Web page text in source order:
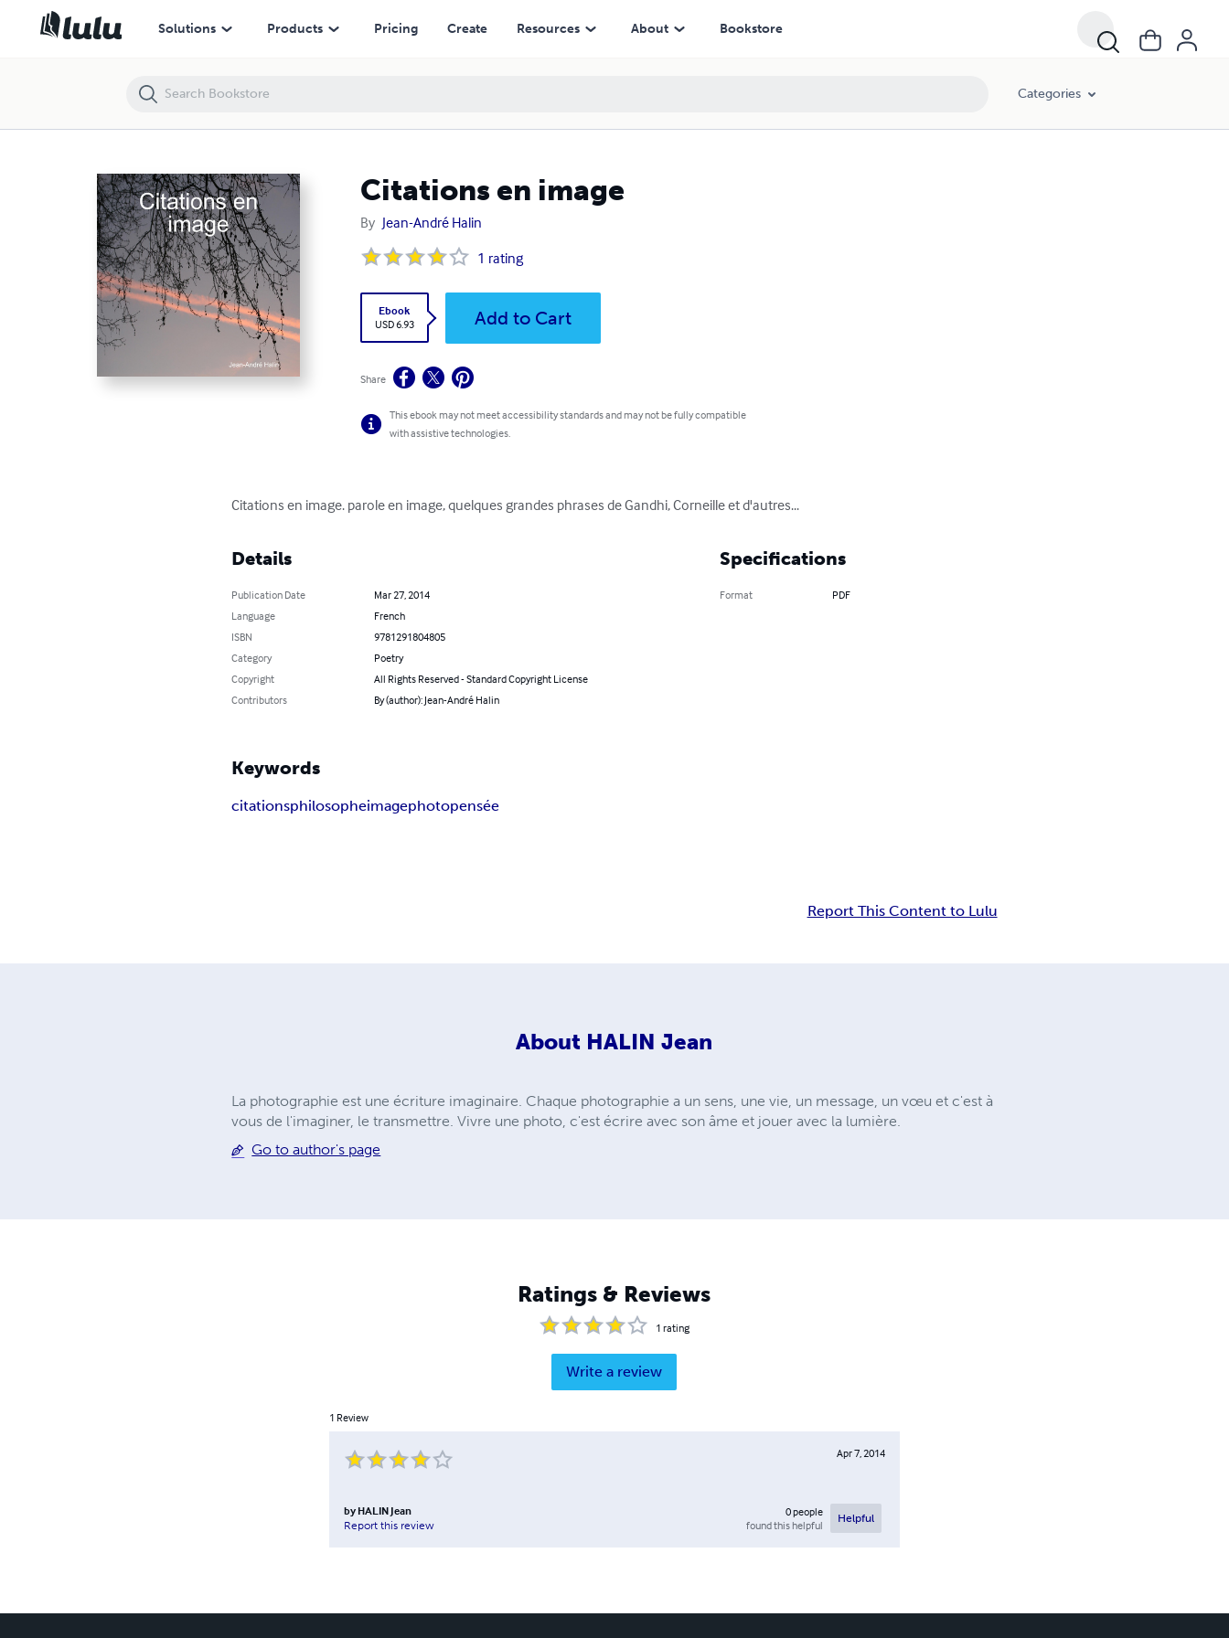
Solutions Products Pricing Create Resources About Bookstore
Categories
Citations en image
By Jean-André Halin
1 rating
Ebook
USD 6.93
Add to Cart
Share
This ebook may not meet accessibility standards and may not be fully compatible
with assistive technologies.
Citations en image. parole en image, quelques grandes phrases de Gandhi, Corneille et d'autres...
Details
Publication Date
Mar 27, 2014
Language
French
ISBN
9781291804805
Category
Poetry
Copyright
All Rights Reserved - Standard Copyright License
Contributors
By (author): Jean-André Halin
Specifications
Format PDF
Keywords
citationsphilosopheimagephotopensée
Report This Content to Lulu
About HALIN Jean
La photographie est une écriture imaginaire. Chaque photographie a un sens, une vie, un message, un vœu et c'est à
vous de l'imaginer, le transmettre. Vivre une photo, c'est écrire avec son âme et jouer avec la lumière.
Go to author's page
Ratings & Reviews
1 rating
Write a review
1 Review
Apr 7, 2014
by HALIN Jean
Report this review
0people
found this helpful
Helpful
Citations en image